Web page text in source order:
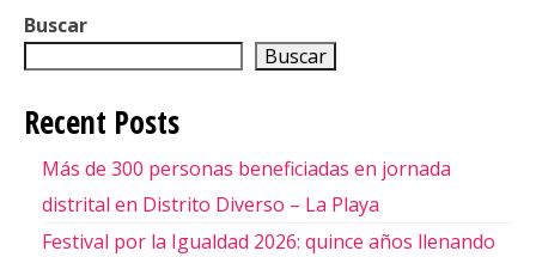
Buscar
Buscar
Recent Posts
Más de 300 personas beneficiadas en jornada
distrital en Distrito Diverso – La Playa
Festival por la Igualdad 2026: quince años llenando